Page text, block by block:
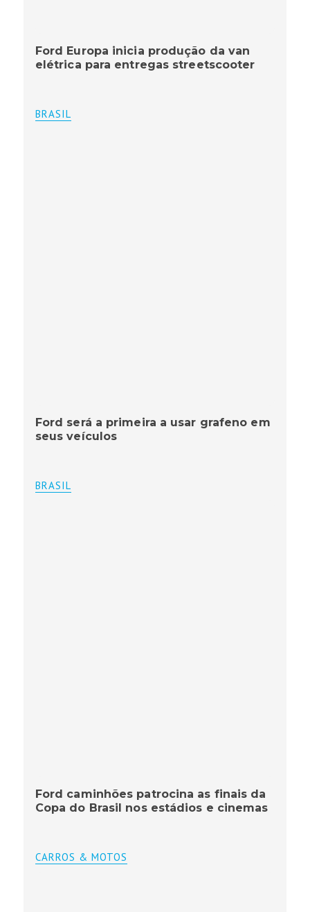
Ford Europa inicia produção da van
elétrica para entregas streetscooter
BRASIL
Ford será a primeira a usar grafeno em
seus veículos
BRASIL
Ford caminhões patrocina as finais da
Copa do Brasil nos estádios e cinemas
CARROS & MOTOS